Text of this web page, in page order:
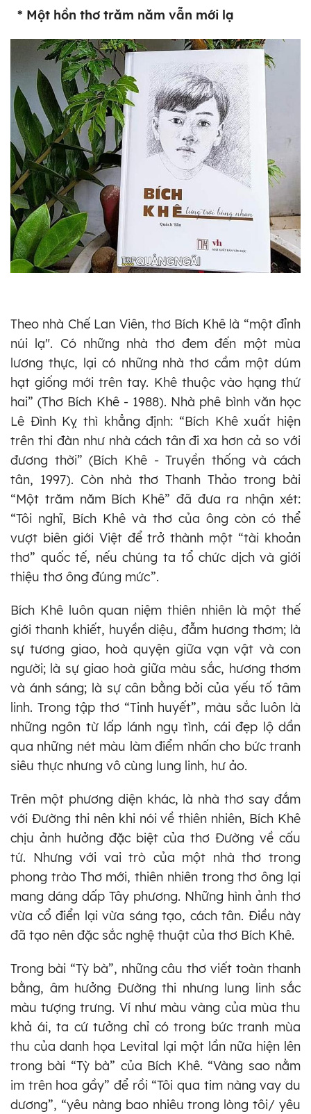
* Một hồn thơ trăm năm vẫn mới lạ
Theo nhà Chế Lan Viên, thơ Bích Khê là “một đỉnh
núi lạ". Có những nhà thơ đem đến một mùa
lương thực, lại có những nhà thơ cầm một dúm
hạt giống mới trên tay. Khê thuộc vào hạng thứ
hai” (Thơ Bích Khê - 1988). Nhà phê bình văn học
Lê Đình Kỵ thì khẳng định: “Bích Khê xuất hiện
trên thi đàn như nhà cách tân đi xa hơn cả so với
đương thời” (Bích Khê - Truyền thống và cách
tân, 1997). Còn nhà thơ Thanh Thảo trong bài
“Một trăm năm Bích Khê” đã đưa ra nhận xét:
“Tôi nghĩ, Bích Khê và thơ của ông còn có thể
vượt biên giới Việt để trở thành một “tài khoản
thơ” quốc tế, nếu chúng ta tổ chức dịch và giới
thiệu thơ ông đúng mức”.
Bích Khê luôn quan niệm thiên nhiên là một thế
giới thanh khiết, huyền diệu, đẫm hương thơm; là
sự tương giao, hoà quyện giữa vạn vật và con
người; là sự giao hoà giữa màu sắc, hương thơm
và ánh sáng; là sự cân bằng bởi của yếu tố tâm
linh. Trong tập thơ “Tinh huyết”, màu sắc luôn là
những ngôn từ lấp lánh ngụ tình, cái đẹp lộ dần
qua những nét màu làm điểm nhấn cho bức tranh
siêu thực nhưng vô cùng lung linh, hư ảo.
Trên một phương diện khác, là nhà thơ say đắm
với Đường thi nên khi nói về thiên nhiên, Bích Khê
chịu ảnh hưởng đặc biệt của thơ Đường về cấu
tứ. Nhưng với vai trò của một nhà thơ trong
phong trào Thơ mới, thiên nhiên trong thơ ông lại
mang dáng dấp Tây phương. Những hình ảnh thơ
vừa cổ điển lại vừa sáng tạo, cách tân. Điều này
đã tạo nên đặc sắc nghệ thuật của thơ Bích Khê.
Trong bài “Tỳ bà”, những câu thơ viết toàn thanh
bằng, âm hưởng Đường thi nhưng lung linh sắc
màu tượng trưng. Ví như màu vàng của mùa thu
khả ái, ta cứ tưởng chỉ có trong bức tranh mùa
thu của danh họa Levital lại một lần nữa hiện lên
trong bài “Tỳ bà” của Bích Khê. “Vàng sao nằm
im trên hoa gầy” để rồi “Tôi qua tim nàng vay du
dương”, “yêu nàng bao nhiêu trong lòng tôi/ yêu